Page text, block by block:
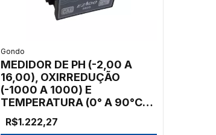
Gondo
MEDIDOR DE PH (-2,00 A
16,00), OXIRREDUÇÃO
(-1000 A 1000) E
TEMPERATURA (0° A 90°C)
MICROPROCESSADO -
MODELO 4805PH
R$1.222,27